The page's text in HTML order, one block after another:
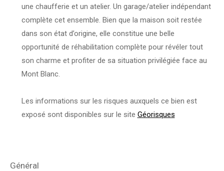
une chaufferie et un atelier. Un garage/atelier indépendant
complète cet ensemble. Bien que la maison soit restée
dans son état d’origine, elle constitue une belle
opportunité de réhabilitation complète pour révéler tout
son charme et profiter de sa situation privilégiée face au
Mont Blanc.
Les informations sur les risques auxquels ce bien est
exposé sont disponibles sur le site Géorisques
général